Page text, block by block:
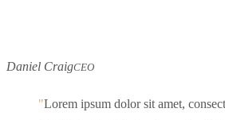
Daniel CraigCEO
Lorem ipsum dolor sit amet,